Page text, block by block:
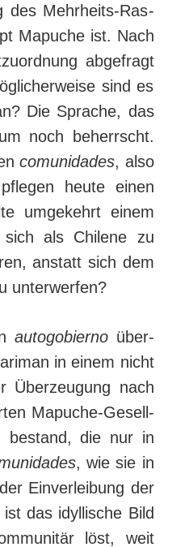
des Mehrheits-Ras­
Mapuche ist. Nach
ab­ge­fragt
sind es
Die Sprache, das
noch beherrscht.
comunidades, also
heute einen
umgekehrt einem
sich als Chilene zu
anstatt sich dem
unterwerfen?
autogobierno über­
in einem nicht
Überzeugung nach
Mapuche-Ge­sell­
bestand, die nur in
, wie sie in
Einverleibung der
das idyllische Bild
löst, weit